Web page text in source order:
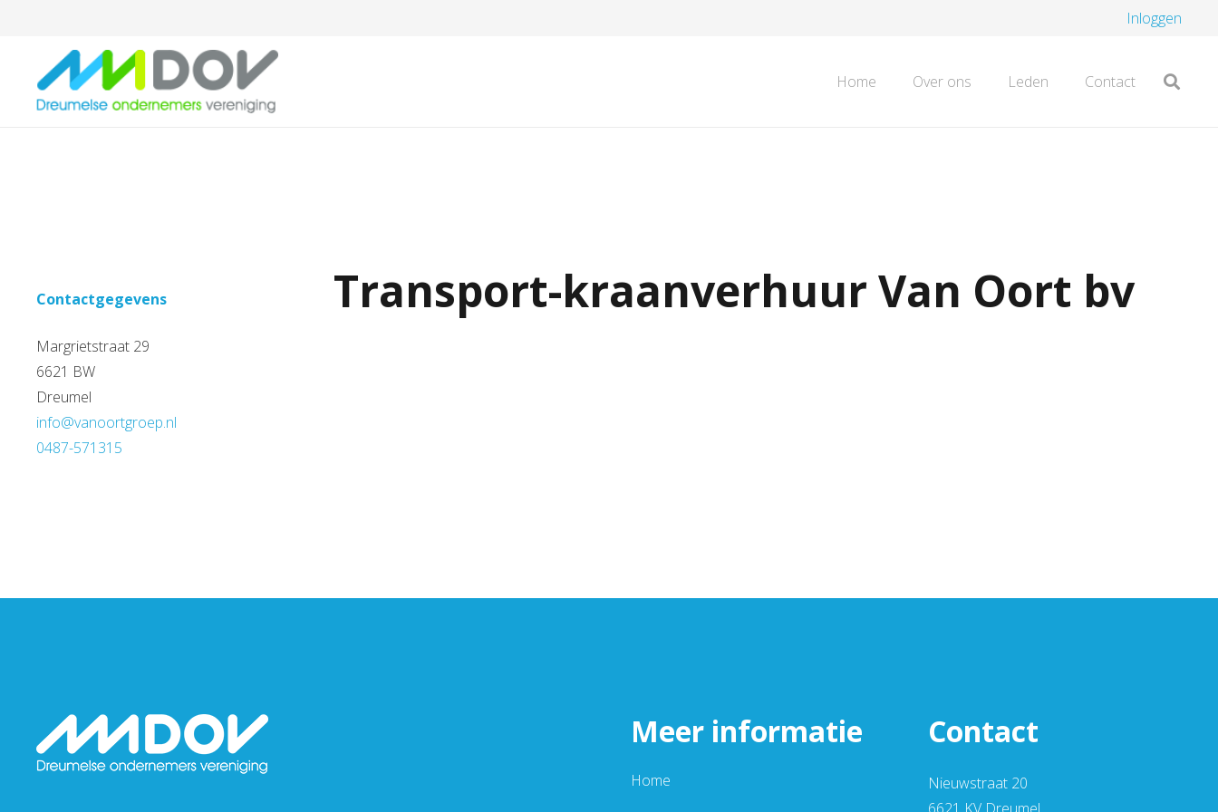
Inloggen
Home Over ons Leden Contact
Contactgegevens
Margrietstraat 29
6621 BW
Dreumel
info@vanoortgroep.nl
0487-571315
Transport-kraanverhuur Van Oort bv
Meer informatie
Home
Contact
Nieuwstraat 20